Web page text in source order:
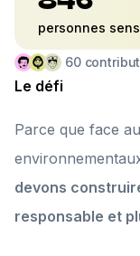
personnes
60
Le défi
Parce que face
devons
responsable et